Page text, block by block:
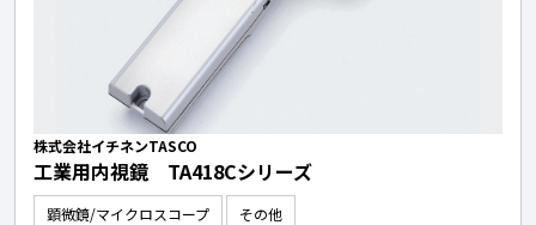
株式会社イチネンTASCO
工業用内視鏡 TA418Cシリーズ
顕微鏡/マイクロスコープ その他